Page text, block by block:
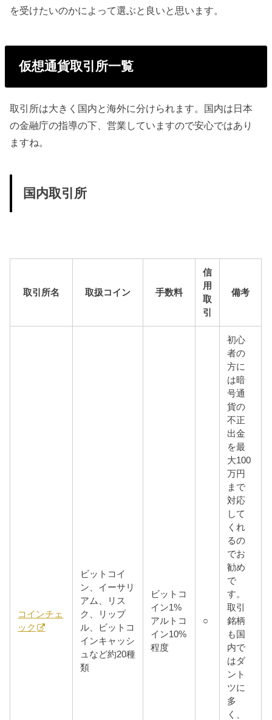
を受けたいのかによって選ぶと良いと思います。
仮想通貨取引所一覧
取引所は大きく国内と海外に分けられます。国内は日本
の金融庁の指導の下、営業していますので安心ではあり
ますね。
国内取引所
取引所名 取扱コイン 手数料
信
用
取
引
備考
コインチェ
ック
ビットコイ
ン、イーサリ
アム、リス
ク、リップ
ル、ビットコ
インキャッシ
ュなど約20種
類
ビットコ
イン1%
アルトコ
イン10%
程度
○
初心
者の
方に
は暗
号通
貨の
不正
出金
を最
大100
万円
まで
対応
して
くれ
るの
でお
勧め
で
す。
取引
銘柄
も国
内で
はダ
ント
ツに
多
く、